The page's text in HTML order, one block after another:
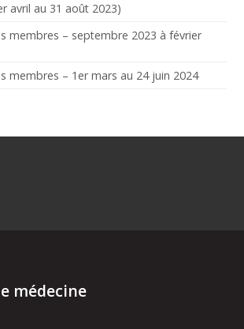
avril au 31 août 2023)
membres – septembre 2023 à février
membres – 1er mars au 24 juin 2024
médecine